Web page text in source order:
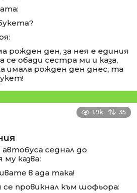
рожден ден, за нея е единия
обади сестра ми и каза,
имала рожден ден днес, та
1.9k 35
седнал до
казва:
в ада така!
провикнал към шофьора: